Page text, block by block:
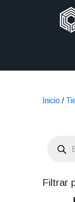
Inicio /
Filtrar